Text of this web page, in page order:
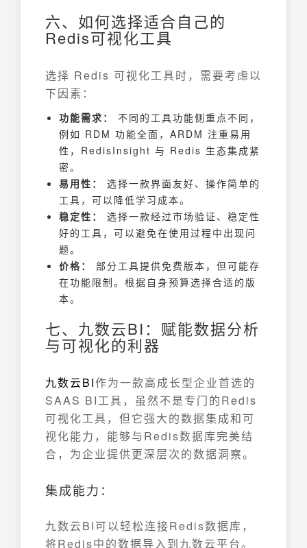
六、如何选择适合自己的
Redis可视化工具
选择 Redis 可视化工具时，需要考虑以
下因素：
功能需求：
不同的工具功能侧重点不同，
例如 RDM 功能全面，ARDM 注重易用
性，RedisInsight 与 Redis 生态集成紧
密。
易用性：
选择一款界面友好、操作简单的
工具，可以降低学习成本。
稳定性：
选择一款经过市场验证、稳定性
好的工具，可以避免在使用过程中出现问
题。
价格：
部分工具提供免费版本，但可能存
在功能限制。根据自身预算选择合适的版
本。
七、九数云BI：赋能数据分析
与可视化的利器
九数云BI作为一款高成长型企业首选的
SAAS BI工具，虽然不是专门的Redis
可视化工具，但它强大的数据集成和可
视化能力，能够与Redis数据库完美结
合，为企业提供更深层次的数据洞察。
集成能力：
九数云BI可以轻松连接Redis数据库，
将Redis中的数据导入到九数云平台。